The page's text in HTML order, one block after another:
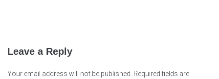
Leave a Reply
Your email address will not be published. Required fields are